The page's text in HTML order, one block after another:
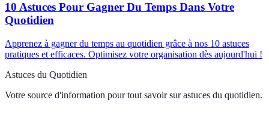
10 Astuces Pour Gagner Du Temps Dans Votre
Quotidien
Apprenez à gagner du temps au quotidien grâce à nos 10 astuces
pratiques et efficaces. Optimisez votre organisation dès aujourd'hui !
Astuces du Quotidien
Votre source d'information pour tout savoir sur astuces du quotidien.